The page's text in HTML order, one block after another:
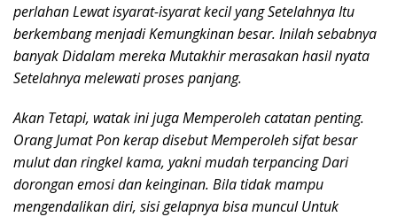
perlahan Lewat isyarat-isyarat kecil yang Setelahnya Itu
berkembang menjadi Kemungkinan besar. Inilah sebabnya
banyak Didalam mereka Mutakhir merasakan hasil nyata
Setelahnya melewati proses panjang.
Akan Tetapi, watak ini juga Memperoleh catatan penting.
Orang Jumat Pon kerap disebut Memperoleh sifat besar
mulut dan ringkel kama, yakni mudah terpancing Dari
dorongan emosi dan keinginan. Bila tidak mampu
mengendalikan diri, sisi gelapnya bisa muncul Untuk